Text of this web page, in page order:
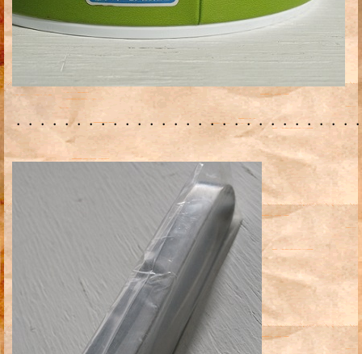
・・・・・・・・・・・・・・・・・・・・・・・・・・・